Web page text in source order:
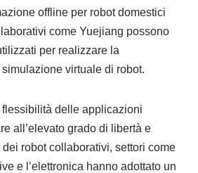
offline per robot domestici
come Yuejiang possono
per realizzare la
virtuale di robot.
delle applicazioni
all’elevato grado di libertà e
robot collaborativi, settori come
e l’elettronica hanno adottato un